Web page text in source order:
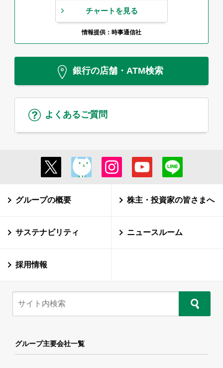
チャートを見る
情報提供：時事通信社
銀行の店舗・ATM検索
よくあるご質問
グループの概要 株主・投資家の皆さまへ
サステナビリティ ニュースルーム
採用情報
グループ主要会社一覧